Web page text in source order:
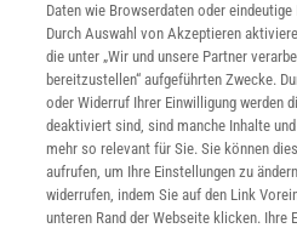
INFO
Mediadaten
Datenschutz
Nutzungsbedingungen
Cookie-Einstellungen
Utiq verwalten
Nutzungsbasierte Onlinewerbung
Alle Artikel
Daten wie Browserdaten oder
Durch Auswahl von Akzeptieren
die unter „Wir und unsere Partner
bereitzustellen“ aufgeführten Zwecke.
oder Widerruf Ihrer Einwilligung werden
deaktiviert sind, sind manche Inhalte
mehr so relevant für Sie. Sie können
aufrufen, um Ihre Einstellungen zu
widerrufen, indem Sie auf den Link
unteren Rand der Webseite klicken. Ihre